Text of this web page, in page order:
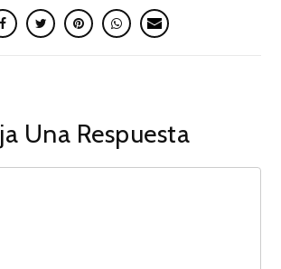
Una Respuesta